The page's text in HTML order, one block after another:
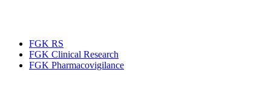
FGK RS
FGK Clinical Research
FGK Pharmacovigilance